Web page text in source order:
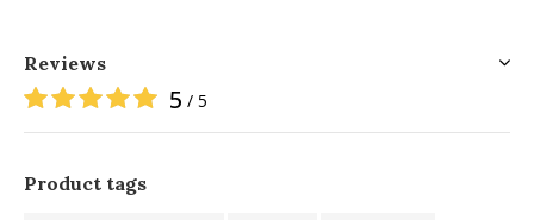
Reviews
5 / 5
Product tags